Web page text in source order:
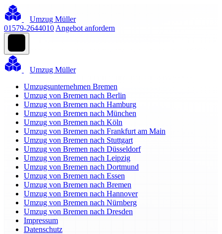
Umzug Müller
01579-2644010 Angebot anfordern
Umzug Müller
Umzugsunternehmen Bremen
Umzug von Bremen nach Berlin
Umzug von Bremen nach Hamburg
Umzug von Bremen nach München
Umzug von Bremen nach Köln
Umzug von Bremen nach Frankfurt am Main
Umzug von Bremen nach Stuttgart
Umzug von Bremen nach Düsseldorf
Umzug von Bremen nach Leipzig
Umzug von Bremen nach Dortmund
Umzug von Bremen nach Essen
Umzug von Bremen nach Bremen
Umzug von Bremen nach Hannover
Umzug von Bremen nach Nürnberg
Umzug von Bremen nach Dresden
Impressum
Datenschutz